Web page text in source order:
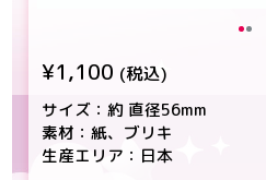
¥1,100 (税込)
サイズ：約 直径56mm
素材：紙、ブリキ
生産エリア：日本